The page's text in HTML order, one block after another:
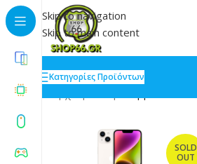
Skip to navigation
Skip to main content
Κατηγορίες Προϊόντων
SOLD
OUT